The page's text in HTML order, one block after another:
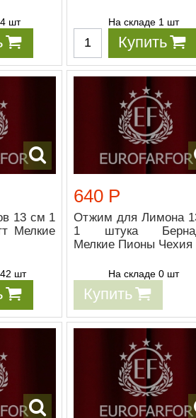
шт На складе 1 шт
Купить
13 см 1
Мелкие
шт
640 Р
Отжим для Лимона
1 штука
Мелкие Пионы Чехия
На складе 0 шт
Купить